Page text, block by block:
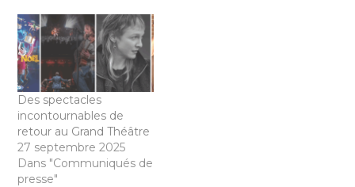
Des spectacles
incontournables de
retour au Grand Théâtre
27 septembre 2025
Dans "Communiqués de
presse"